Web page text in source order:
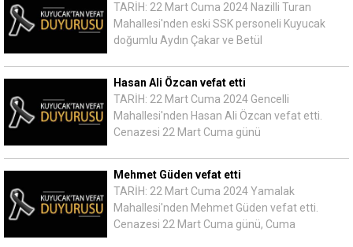
TARİH: 22 Mart Cuma 2024 Nazilli Turan
Mahallesi'nden eski SSK personeli Kuyucak
doğumlu Aydın Çakar ve Betül
Hasan Ali Özcan vefat etti
TARİH: 22 Mart Cuma 2024 Gencelli
Mahallesi'nden Hasan Ali Özcan vefat etti.
Cenazesi 22 Mart Cuma günü
Mehmet Güden vefat etti
TARİH: 22 Mart Cuma 2024 Yamalak
Mahallesi'nden Mehmet Güden vefat etti.
Cenazesi 22 Mart Cuma günü, Cuma